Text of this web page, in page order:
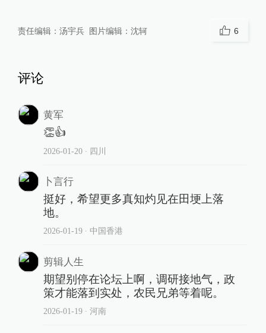
责任编辑： 汤宇兵 图片编辑： 沈轲 6
评论
黄军
👏👍
2026-01-20∙ 四川
卜言行
挺好，希望更多真知灼见在田埂上落
地。
2026-01-19∙ 中国香港
剪辑人生
期望别停在论坛上啊，调研接地气，政
策才能落到实处，农民兄弟等着呢。
2026-01-19∙ 河南